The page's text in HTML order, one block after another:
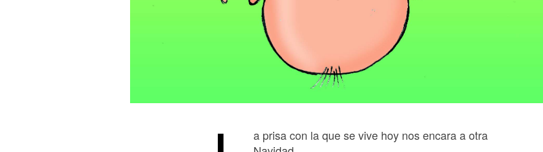
a prisa con la que se vive hoy nos encara a otra